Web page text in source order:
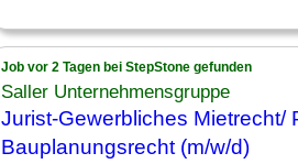
Job vor 2 Tagen bei StepStone gefunden
Saller Unternehmensgruppe
Jurist-Gewerbliches Mietrecht/
Bauplanungsrecht (m/w/d)